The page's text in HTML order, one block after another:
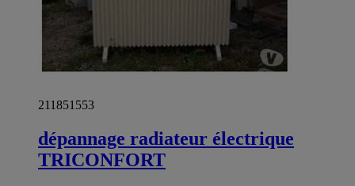
211851553
dépannage radiateur électrique
TRICONFORT